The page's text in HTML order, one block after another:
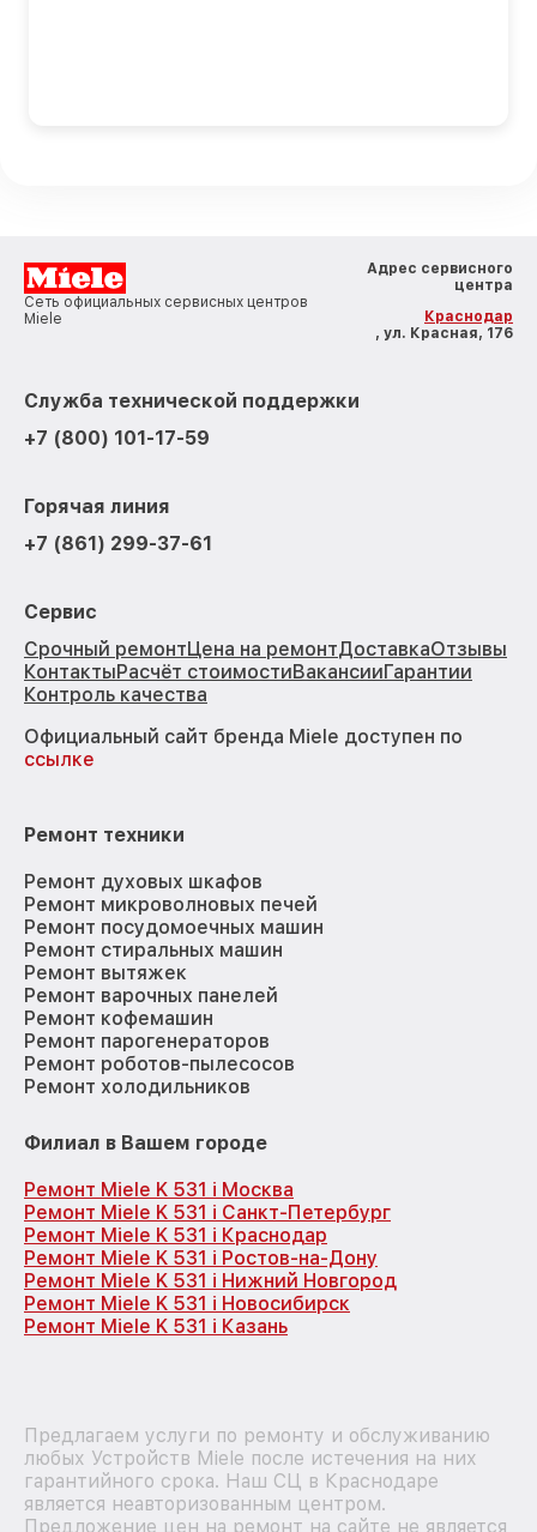
Сеть официальных сервисных центров
Miele
Адрес сервисного
центра
Краснодар
, ул. Красная, 176
Служба технической поддержки
+7 (800) 101-17-59
Горячая линия
+7 (861) 299-37-61
Сервис
Срочный ремонтЦена на ремонтДоставкаОтзывы
КонтактыРасчёт стоимостиВакансииГарантии
Контроль качества
Официальный сайт бренда Miele доступен по
ссылке
Ремонт техники
Ремонт духовых шкафов
Ремонт микроволновых печей
Ремонт посудомоечных машин
Ремонт стиральных машин
Ремонт вытяжек
Ремонт варочных панелей
Ремонт кофемашин
Ремонт парогенераторов
Ремонт роботов-пылесосов
Ремонт холодильников
Филиал в Вашем городе
Ремонт Miele K 531 i Москва
Ремонт Miele K 531 i Санкт-Петербург
Ремонт Miele K 531 i Краснодар
Ремонт Miele K 531 i Ростов-на-Дону
Ремонт Miele K 531 i Нижний Новгород
Ремонт Miele K 531 i Новосибирск
Ремонт Miele K 531 i Казань
Предлагаем услуги по ремонту и обслуживанию
любых Устройств Miele после истечения на них
гарантийного срока. Наш СЦ в Краснодаре
является неавторизованным центром.
Предложение цен на ремонт на сайте не является